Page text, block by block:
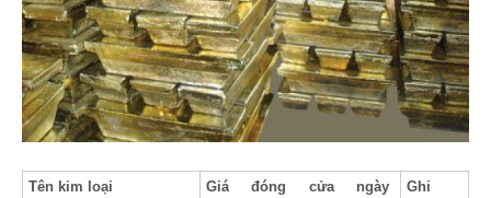
Tên kim loại
Giá đóng cửa ngày
Ghi